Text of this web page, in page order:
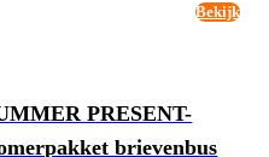
Bekijk
PRESENT-
brievenbus